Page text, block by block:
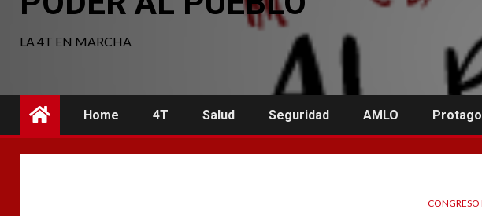
LA 4T EN MARCHA
Home 4T Salud Seguridad AMLO
CONGRESO